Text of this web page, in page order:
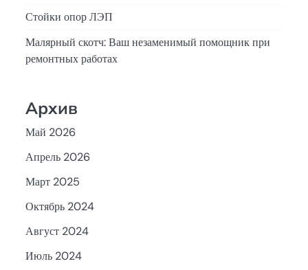
Стойки опор ЛЭП
Малярный скотч: Ваш незаменимый помощник при
ремонтных работах
Архив
Май 2026
Апрель 2026
Март 2025
Октябрь 2024
Август 2024
Июль 2024